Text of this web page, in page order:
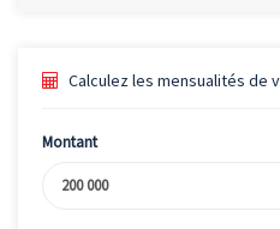
Calculez les mensualités de
Montant